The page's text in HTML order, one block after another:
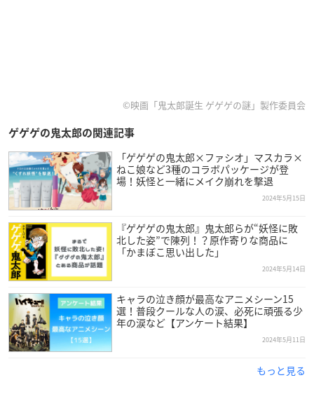
©映画「鬼太郎誕生 ゲゲゲの謎」製作委員会
ゲゲゲの鬼太郎の関連記事
「ゲゲゲの鬼太郎×ファシオ」マスカラ×
ねこ娘など3種のコラボパッケージが登
場！妖怪と一緒にメイク崩れを撃退
2024年5月15日
『ゲゲゲの鬼太郎』鬼太郎らが“妖怪に敗
北した姿”で陳列！？原作寄りな商品に
「かまぼこ思い出した」
2024年5月14日
キャラの泣き顔が最高なアニメシーン15
選！普段クールな人の涙、必死に頑張る少
年の涙など【アンケート結果】
2024年5月11日
もっと見る